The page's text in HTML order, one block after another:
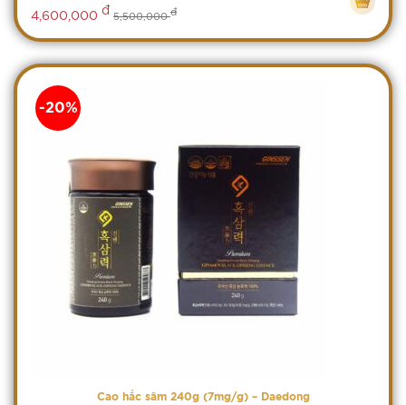
4,600,000 đ 5,500,000đ
Cao hắc sâm 240g (7mg/g) – Daedong
-20%